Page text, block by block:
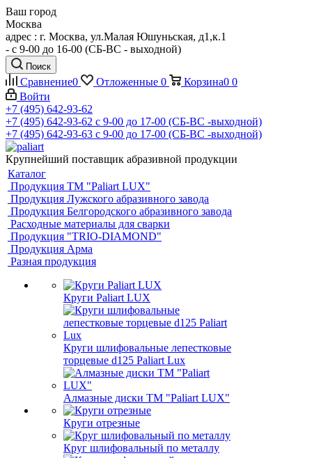
Ваш город
Москва
адрес : г. Москва, ул.Малая Юшуньская, д1,к.1
- c 9-00 до 16-00 (СБ-ВС - выходной)
Поиск
Сравнение0 Отложенные 0 Корзина0 0
Войти
+7 (495) 642-93-62
+7 (495) 642-93-62 c 9-00 до 17-00 (СБ-ВС -выходной)
+7 (495) 642-93-63 c 9-00 до 17-00 (СБ-ВС -выходной)
Крупнейший поставщик абразивной продукции
Каталог
Продукция ТМ "Paliart LUX"
Продукция Лужского абразивного завода
Продукция Белгородского абразивного завода
Расходные материалы для сварки
Продукция "TRIO-DIAMOND"
Продукция Арма
Разная продукция
Круги Paliart LUX
Круги шлифовальные лепестковые
торцевые d125 Paliart Lux
Алмазные диски ТМ "Paliart LUX"
Круги отрезные
Круг шлифовальный по металлу